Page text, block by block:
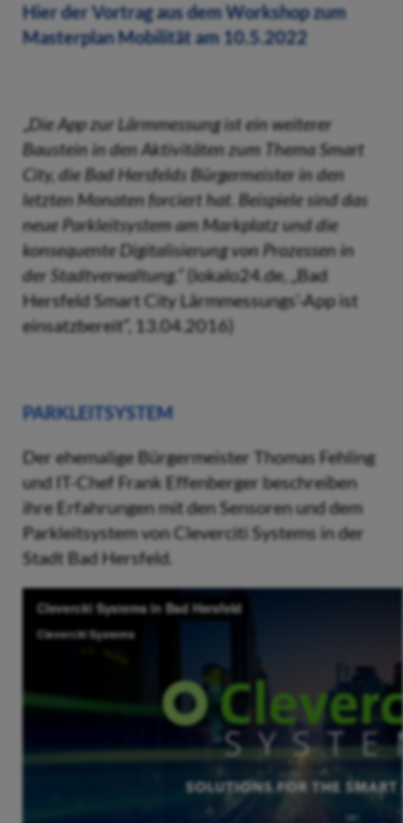
Hier der Vortrag aus dem Workshop zum
Masterplan Mobilität am 10.5.2022
„Die App zur Lärmmessung ist ein weiterer
Baustein in den Aktivitäten zum Thema Smart
City, die Bad Hersfelds Bürgermeister in den
letzten Monaten forciert hat. Beispiele sind das
neue Parkleitsystem am Markplatz und die
konsequente Digitalisierung von Prozessen in
der Stadtverwaltung.“ (lokalo24.de, „Bad
Hersfeld Smart City Lärmmessungs’-App ist
einsatzbereit”, 13.04.2016)
PARKLEITSYSTEM
Der ehemalige Bürgermeister Thomas Fehling
und IT-Chef Frank Effenberger beschreiben
ihre Erfahrungen mit den Sensoren und dem
Parkleitsystem von Cleverciti Systems in der
Stadt Bad Hersfeld.